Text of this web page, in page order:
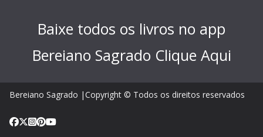
Baixe todos os livros no app
Bereiano Sagrado Clique Aqui
Bereiano Sagrado |Copyright © Todos os direitos reservados